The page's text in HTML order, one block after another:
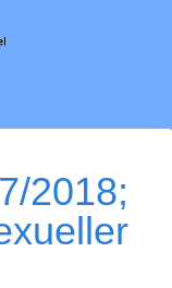
2018;